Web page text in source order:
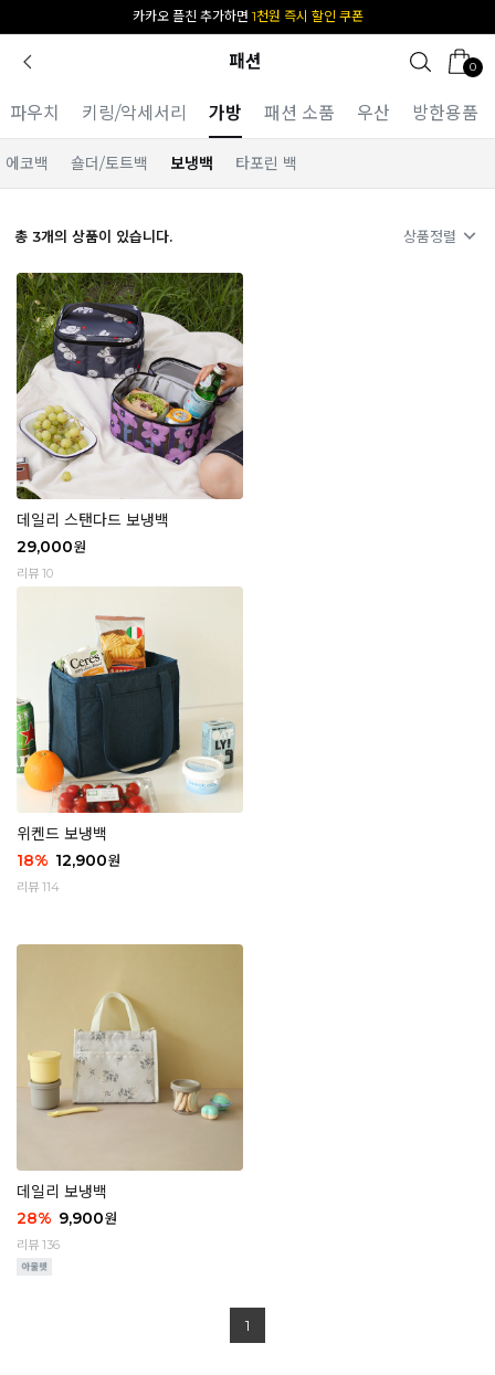
카카오 플친 추가하면 1천원 즉시 할인 쿠폰
패션 0
파우치 키링/악세서리 가방 패션 소품 우산 방한용품
에코백 숄더/토트백 보냉백 타포린 백
총 3개의 상품이 있습니다. 상품정렬
데일리 스탠다드 보냉백
29,000원
리뷰 10
위켄드 보냉백
18% 12,900원
리뷰 114
데일리 보냉백
28% 9,900원
리뷰 136
1